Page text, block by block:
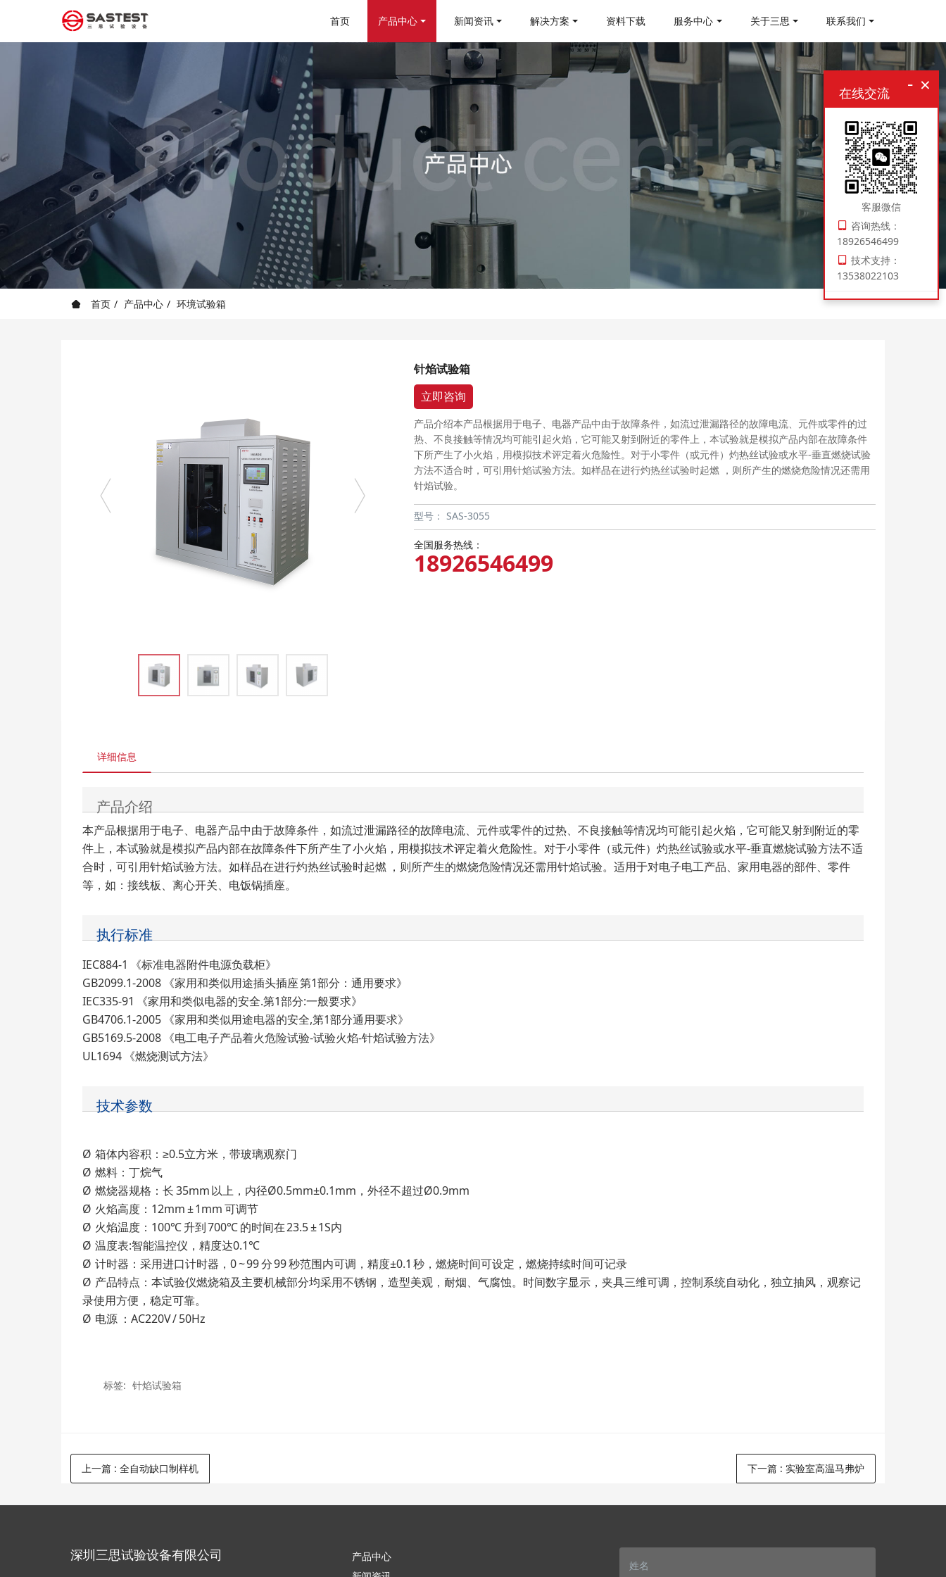
首页 产品中心 新闻资讯 解决方案 资料下载 服务中心 关于三思 联系我们
首页 产品中心 环境试验箱
针焰试验箱
立即咨询
产品介绍本产品根据用于电子、电器产品中由于故障条件，如流过泄漏路径的故障电流、元件或零件的过
热、不良接触等情况均可能引起火焰，它可能又射到附近的零件上，本试验就是模拟产品内部在故障条件
下所产生了小火焰，用模拟技术评定着火危险性。对于小零件（或元件）灼热丝试验或水平-垂直燃烧试验
方法不适合时，可引用针焰试验方法。如样品在进行灼热丝试验时起燃 ，则所产生的燃烧危险情况还需用
针焰试验。
型号： SAS-3055
全国服务热线：
18926546499
详细信息
产品介绍
本产品根据用于电子、电器产品中由于故障条件，如流过泄漏路径的故障电流、元件或零件的过热、不良接触等情况均可能引起火焰，它可能又射到附近的零
件上，本试验就是模拟产品内部在故障条件下所产生了小火焰，用模拟技术评定着火危险性。对于小零件（或元件）灼热丝试验或水平-垂直燃烧试验方法不适
合时，可引用针焰试验方法。如样品在进行灼热丝试验时起燃 ，则所产生的燃烧危险情况还需用针焰试验。适用于对电子电工产品、家用电器的部件、零件
等，如：接线板、离心开关、电饭锅插座。
执行标准
IEC884-1 《标准电器附件电源负载柜》
GB2099.1-2008 《家用和类似用途插头插座 第1部分：通用要求》
IEC335-91 《家用和类似电器的安全.第1部分:一般要求》
GB4706.1-2005 《家用和类似用途电器的安全,第1部分通用要求》
GB5169.5-2008 《电工电子产品着火危险试验-试验火焰-针焰试验方法》
UL1694 《燃烧测试方法》
技术参数
Ø 箱体内容积：≥0.5立方米，带玻璃观察门
Ø 燃料：丁烷气
Ø 燃烧器规格：长 35mm 以上，内径Ø0.5mm±0.1mm，外径不超过Ø0.9mm
Ø 火焰高度：12mm ± 1mm 可调节
Ø 火焰温度：100℃ 升到 700℃ 的时间在 23.5 ± 1S内
Ø 温度表:智能温控仪，精度达0.1℃
Ø 计时器：采用进口计时器，0 ~ 99 分 99 秒范围内可调，精度±0.1 秒，燃烧时间可设定，燃烧持续时间可记录
Ø 产品特点：本试验仪燃烧箱及主要机械部分均采用不锈钢，造型美观，耐烟、气腐蚀。时间数字显示，夹具三维可调，控制系统自动化，独立抽风，观察记
录使用方便，稳定可靠。
Ø 电源 ：AC220V / 50Hz
标签: 针焰试验箱
上一篇 :全自动缺口制样机 下一篇: 实验室高温马弗炉
深圳三思试验设备有限公司
产品中心
×
-
在线交流
客服微信
咨询热线：
18926546499
技术支持：
13538022103